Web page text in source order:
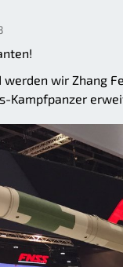
werden wir Zhang
Kampfpanzer